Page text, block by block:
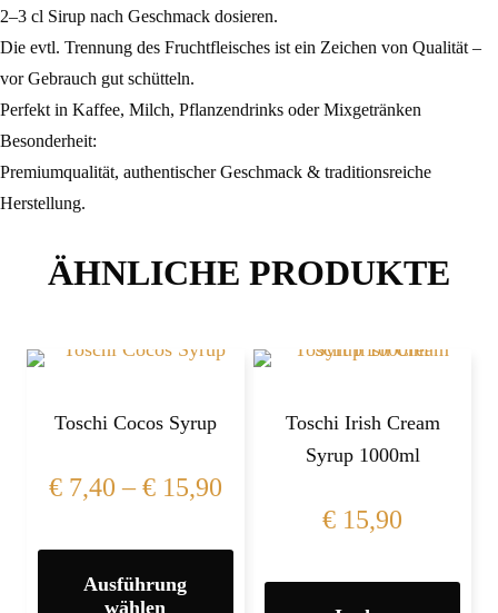
2–3 cl Sirup nach Geschmack dosieren.
Die evtl. Trennung des Fruchtfleisches ist ein Zeichen von Qualität –
vor Gebrauch gut schütteln.
Perfekt in Kaffee, Milch, Pflanzendrinks oder Mixgetränken
Besonderheit:
Premiumqualität, authentischer Geschmack & traditionsreiche
Herstellung.
ÄHNLICHE PRODUKTE
Toschi Cocos Syrup
€7,40 –€15,90
Ausführung
wählen
Toschi Irish Cream
Syrup 1000ml
€ 15,90